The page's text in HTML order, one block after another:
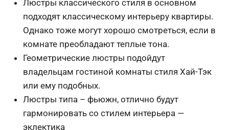
Люстры классического стиля в основном
подходят классическому интерьеру квартиры.
Однако тоже могут хорошо смотреться, если в
комнате преобладают теплые тона.
Геометрические люстры подойдут
владельцам гостиной комнаты стиля Хай-Тэк
или ему подобных.
Люстры типа – фьюжн, отлично будут
гармонировать со стилем интерьера —
эклектика